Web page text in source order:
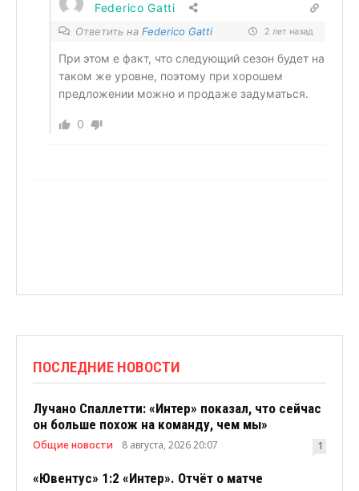
Federico Gatti
Ответить на Federico Gatti 2 лет назад
При этом е факт, что следующий сезон будет на
таком же уровне, поэтому при хорошем
предложении можно и продаже задуматься.
0
ПОСЛЕДНИЕ НОВОСТИ
Лучано Спаллетти: «Интер» показал, что сейчас
он больше похож на команду, чем мы»
Общие новости 8 августа, 2026 20:07 1
«Ювентус» 1:2 «Интер». Отчёт о матче